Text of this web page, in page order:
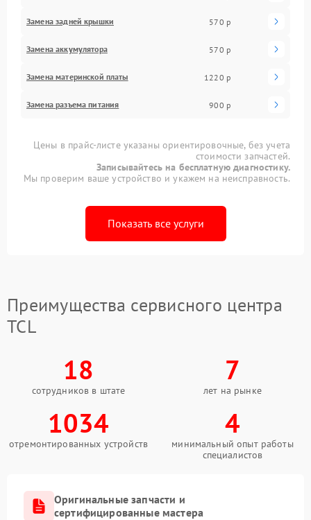
Замена задней крышки 570 р
Замена аккумулятора 570 р
Замена материнской платы 1220 р
Замена разъема питания 900 р
Цены в прайс-листе указаны ориентировочные, без учета
стоимости запчастей.
Записывайтесь на бесплатную диагностику.
Мы проверим ваше устройство и укажем на неисправность.
Показать все услуги
Преимущества сервисного центра
TCL
18
сотрудников в штате
7
лет на рынке
1034
отремонтированных устройств
4
минимальный опыт работы
специалистов
Оригинальные запчасти и
сертифицированные мастера